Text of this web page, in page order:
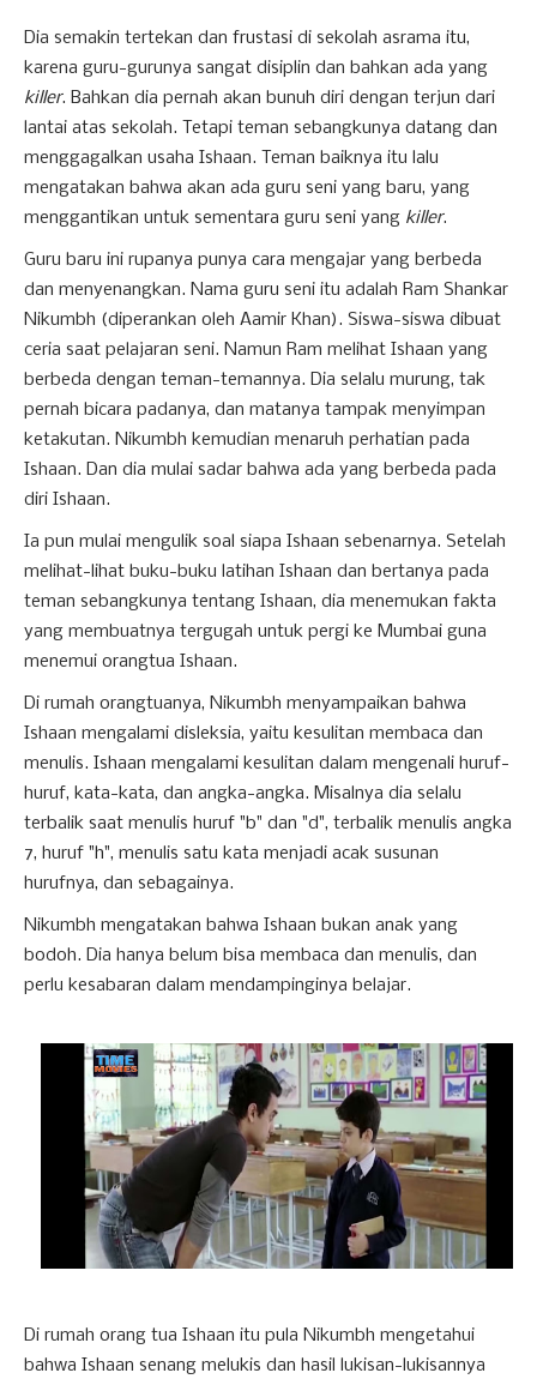
Dia semakin tertekan dan frustasi di sekolah asrama itu,
karena guru-gurunya sangat disiplin dan bahkan ada yang
killer. Bahkan dia pernah akan bunuh diri dengan terjun dari
lantai atas sekolah. Tetapi teman sebangkunya datang dan
menggagalkan usaha Ishaan. Teman baiknya itu lalu
mengatakan bahwa akan ada guru seni yang baru, yang
menggantikan untuk sementara guru seni yang killer.
Guru baru ini rupanya punya cara mengajar yang berbeda
dan menyenangkan. Nama guru seni itu adalah Ram Shankar
Nikumbh (diperankan oleh Aamir Khan). Siswa-siswa dibuat
ceria saat pelajaran seni. Namun Ram melihat Ishaan yang
berbeda dengan teman-temannya. Dia selalu murung, tak
pernah bicara padanya, dan matanya tampak menyimpan
ketakutan. Nikumbh kemudian menaruh perhatian pada
Ishaan. Dan dia mulai sadar bahwa ada yang berbeda pada
diri Ishaan.
Ia pun mulai mengulik soal siapa Ishaan sebenarnya. Setelah
melihat-lihat buku-buku latihan Ishaan dan bertanya pada
teman sebangkunya tentang Ishaan, dia menemukan fakta
yang membuatnya tergugah untuk pergi ke Mumbai guna
menemui orangtua Ishaan.
Di rumah orangtuanya, Nikumbh menyampaikan bahwa
Ishaan mengalami disleksia, yaitu kesulitan membaca dan
menulis. Ishaan mengalami kesulitan dalam mengenali huruf-
huruf, kata-kata, dan angka-angka. Misalnya dia selalu
terbalik saat menulis huruf "b" dan "d", terbalik menulis angka
7, huruf "h", menulis satu kata menjadi acak susunan
hurufnya, dan sebagainya.
Nikumbh mengatakan bahwa Ishaan bukan anak yang
bodoh. Dia hanya belum bisa membaca dan menulis, dan
perlu kesabaran dalam mendampinginya belajar.
Di rumah orang tua Ishaan itu pula Nikumbh mengetahui
bahwa Ishaan senang melukis dan hasil lukisan-lukisannya